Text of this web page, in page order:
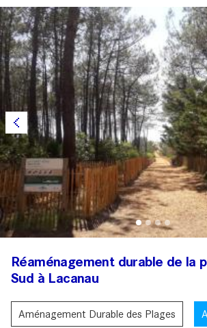
Réaménagement durable de la
Sud à Lacanau
Aménagement Durable des Plages